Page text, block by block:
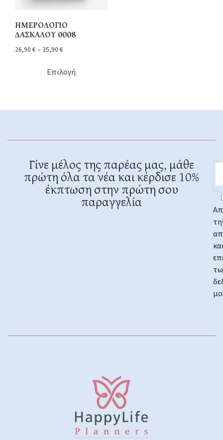
ΗΜΕΡΟΛΟΓΙΟ
ΔΑΣΚΑΛΟΥ 0008
26,90 € – 35,90 €
Επιλογή
Γίνε μέλος της παρέας μας, μάθε
πρώτη όλα τα νέα και κέρδισε 10%
έκπτωση στην πρώτη σου
παραγγελία